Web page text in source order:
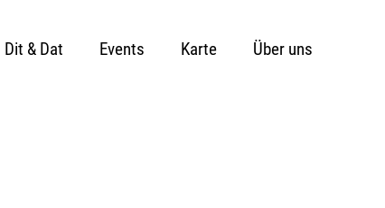
Dit & Dat Events Karte Über uns